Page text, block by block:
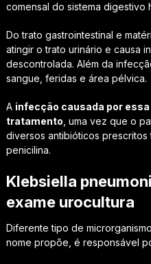
comensal do sistema digestivo
Do trato gastrointestinal e
atingir o trato urinário e causa
descontrolada. Além da
sangue, feridas e área pélvica.
A infecção causada por
tratamento , uma vez que o
diversos antibióticos prescritos
penicilina.
Klebsiella
exame urocultura
Diferente tipo de
nome propõe, é responsável